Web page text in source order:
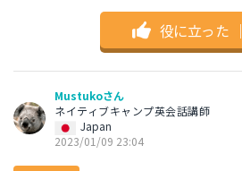
役に立った ｜
Mustukoさん
ネイティブキャンプ英会話講師
Japan
2023/01/09 23:04